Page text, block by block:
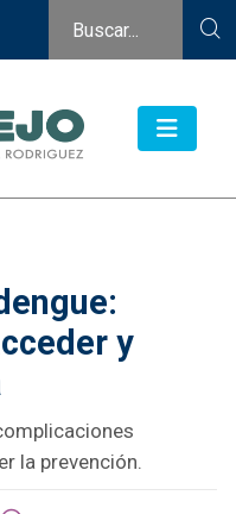
y
la prevención.